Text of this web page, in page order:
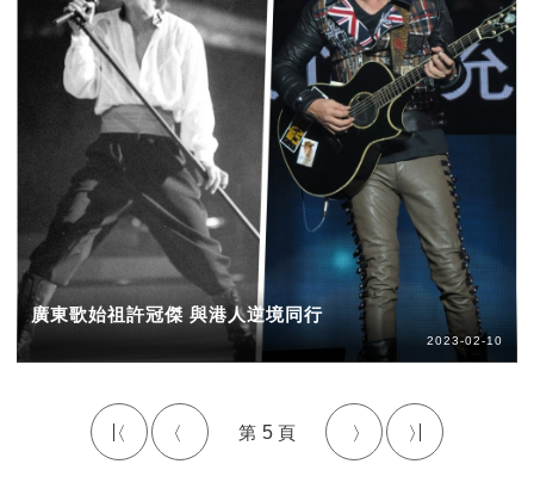
廣東歌始祖許冠傑 與港人逆境同行
2023-02-10
5